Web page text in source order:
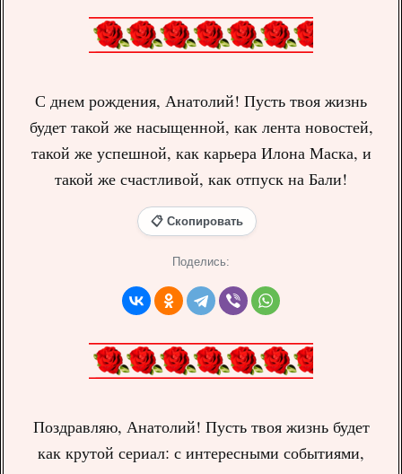
С днем рождения, Анатолий! Пусть твоя жизнь
будет такой же насыщенной, как лента новостей,
такой же успешной, как карьера Илона Маска, и
такой же счастливой, как отпуск на Бали!
📋 Скопировать
Поделись:
Поздравляю, Анатолий! Пусть твоя жизнь будет
как крутой сериал: с интересными событиями,